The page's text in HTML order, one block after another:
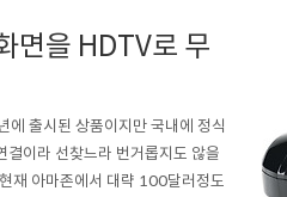
면을 HDTV로 무
출시된 상품이지만 국내에 정식
이라 선찾느라 번거롭지도 않을
재 아마존에서 대략 100달러정도